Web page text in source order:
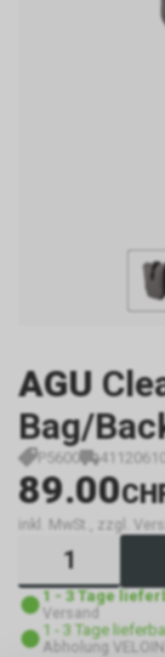
AGU
Bag/
P5600
89.00
inkl. MwSt., zzgl.
1 - 3 Tage
Versand
1 - 3 Tage
Abholung